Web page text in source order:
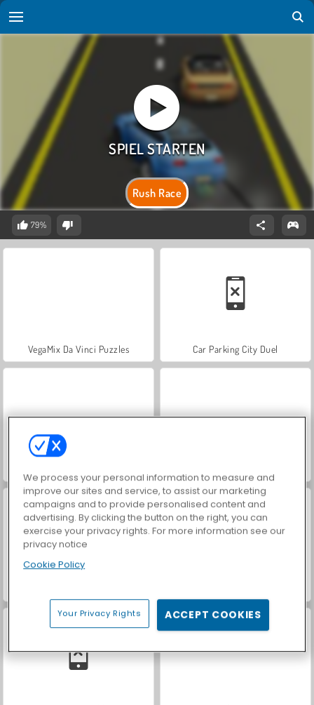
Rush Race
79%
VegaMix Da Vinci Puzzles Car Parking City Duel
We process your personal information to measure and
improve our sites and service, to assist our marketing
campaigns and to provide personalised content and
advertising. By clicking the button on the right, you can
exercise your privacy rights. For more information see our
privacy notice
Cookie Policy
Your Privacy Rights ACCEPT COOKIES